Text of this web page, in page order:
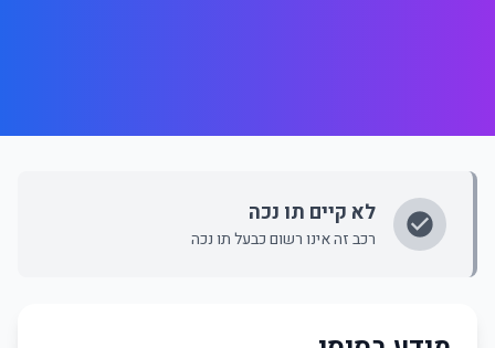
לא קיים תו נכה
רכב זה אינו רשום כבעל תו נכה